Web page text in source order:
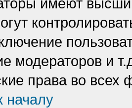
имеют
модераторов и
права во всех
началу